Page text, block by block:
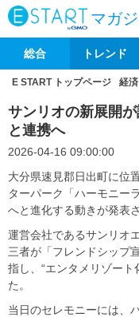
マガ
総合 トレンド
E START トップページ 経済
サンリオの新展開
と連携へ
2026-04-16 09:00:00
大分県速見郡日出町に位
ターパーク「ハーモニー
へと進化する動きが発表
運営会社であるサンリオ
三者が「フレンドシップ
指し、“エンタメリゾート
た。
当日のセレモニーには、